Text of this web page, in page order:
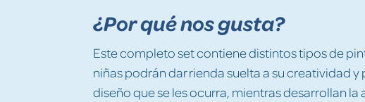
¿Por qué nos gusta?
Este completo set contiene distintos tipos de
niñas podrán dar rienda suelta a su creatividad
diseño que se les ocurra, mientras desarrollan